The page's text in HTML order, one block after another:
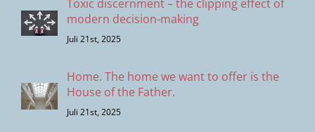
Toxic discernment – the clipping effect of
modern decision-making
Juli 21st, 2025
Home. The home we want to offer is the
House of the Father.
Juli 21st, 2025